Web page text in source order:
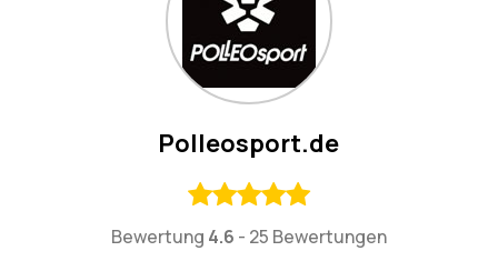
Polleosport.de
Bewertung 4.6 - 25 Bewertungen